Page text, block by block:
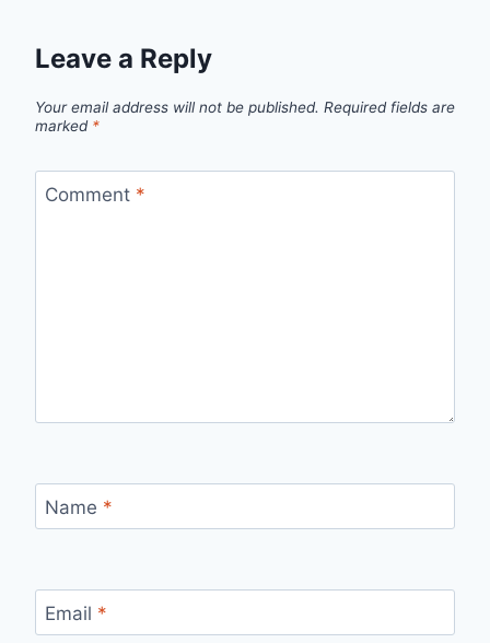
Leave a Reply
Your email address will not be published. Required fields are
marked *
Comment *
Name *
Email *